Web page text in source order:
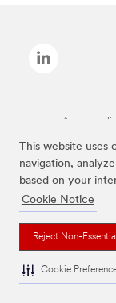
This website uses
navigation,
based on your
Cookie Notice
Reject Non-
Cookie
As marcas